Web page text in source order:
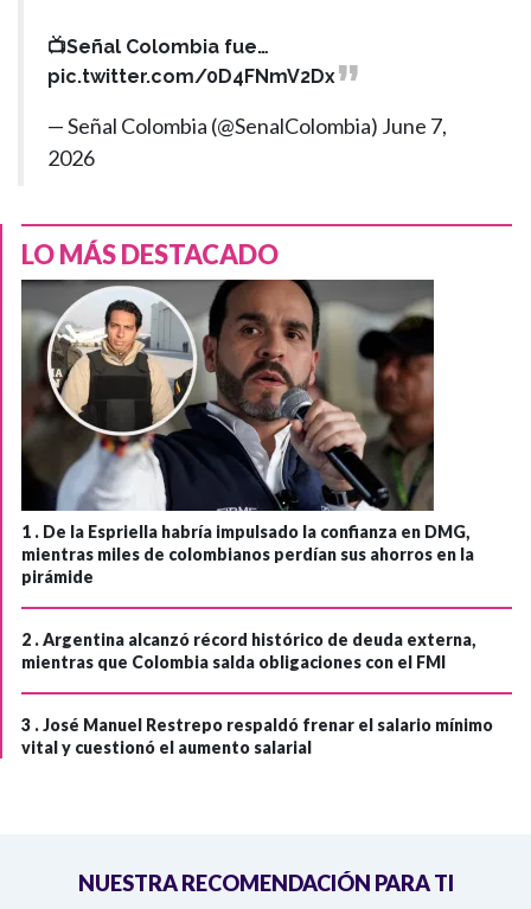
📺Señal Colombia fue…
pic.twitter.com/0D4FNmV2Dx
— Señal Colombia (@SenalColombia) June 7,
2026
LO MÁS DESTACADO
1 . De la Espriella habría impulsado la confianza en DMG,
mientras miles de colombianos perdían sus ahorros en la
pirámide
2 .Argentina alcanzó récord histórico de deuda externa,
mientras que Colombia salda obligaciones con el FMI
3 .José Manuel Restrepo respaldó frenar el salario mínimo
vital y cuestionó el aumento salarial
NUESTRA RECOMENDACIÓN PARA TI